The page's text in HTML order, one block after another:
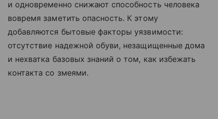
и одновременно снижают способность человека
вовремя заметить опасность. К этому
добавляются бытовые факторы уязвимости:
отсутствие надежной обуви, незащищенные дома
и нехватка базовых знаний о том, как избежать
контакта со змеями.